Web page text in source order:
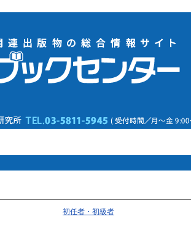
初任者・初級者